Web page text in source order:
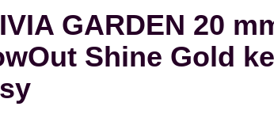
GARDEN 20
Shine Gold